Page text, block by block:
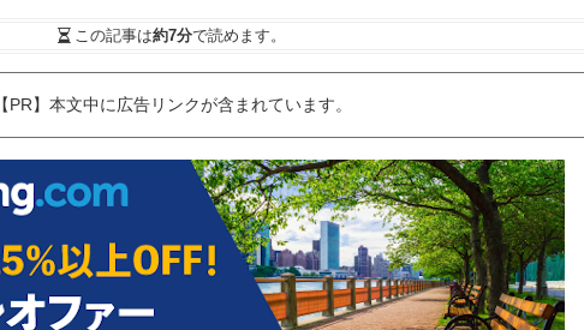
この記事は約7分で読めます。
【PR】本文中に広告リンクが含まれています。